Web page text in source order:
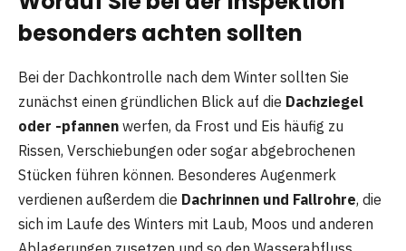
besonders achten sollten
Bei der Dachkontrolle nach dem Winter sollten Sie
zunächst einen gründlichen Blick auf die Dachziegel
oder -pfannen werfen, da Frost und Eis häufig zu
Rissen, Verschiebungen oder sogar abgebrochenen
Stücken führen können. Besonderes Augenmerk
verdienen außerdem die Dachrinnen und Fallrohre, die
sich im Laufe des Winters mit Laub, Moos und anderen